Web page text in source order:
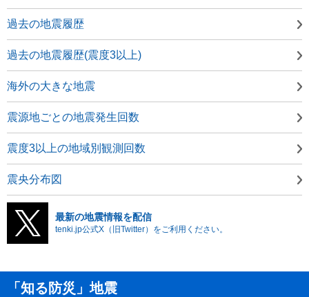
過去の地震履歴
過去の地震履歴(震度3以上)
海外の大きな地震
震源地ごとの地震発生回数
震度3以上の地域別観測回数
震央分布図
最新の地震情報を配信
tenki.jp公式X（旧Twitter）をご利用ください。
「知る防災」地震